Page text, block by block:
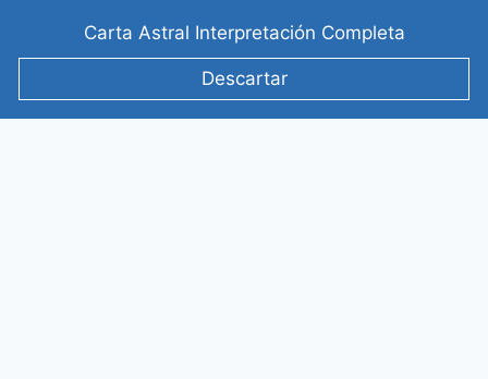
Carta Astral Interpretación Completa
Descartar